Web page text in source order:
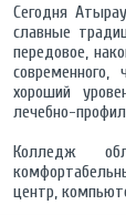
Сегодня
славные
передовое,
хороший
лечебно-
Колледж
центр,